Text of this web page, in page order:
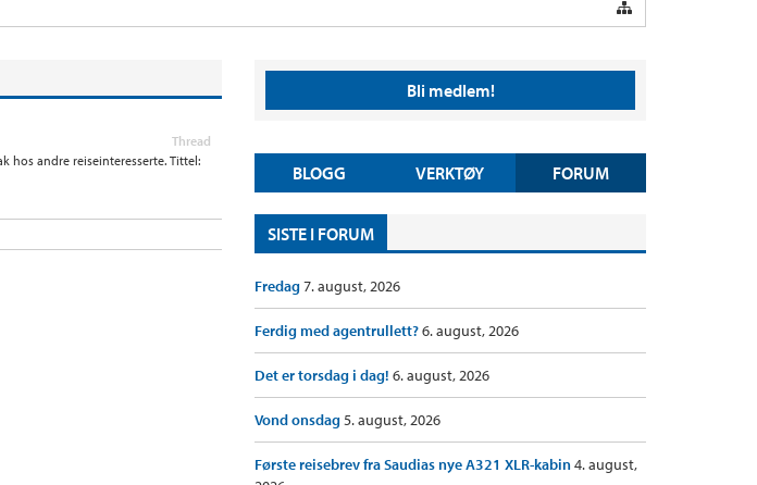
Thread
hos andre reiseinteresserte. Tittel:
Bli medlem!
BLOGG VERKTØY FORUM
SISTE I FORUM
Fredag7. august, 2026
Ferdig med agentrullett?6. august, 2026
Det er torsdag i dag! 6. august, 2026
Vond onsdag5. august, 2026
Første reisebrev fra Saudias nye A321 XLR-kabin4. august,